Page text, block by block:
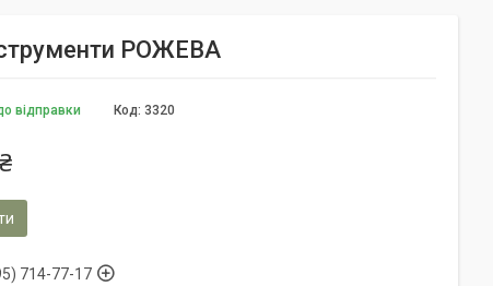
РОЖЕВА
відправки Код: 3320
714-77-17